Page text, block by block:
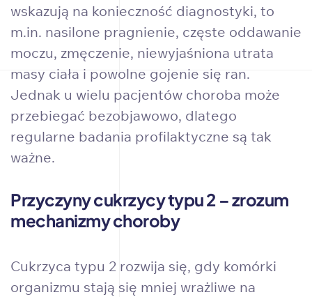
wskazują na konieczność diagnostyki, to
m.in. nasilone pragnienie, częste oddawanie
moczu, zmęczenie, niewyjaśniona utrata
masy ciała i powolne gojenie się ran.
Jednak u wielu pacjentów choroba może
przebiegać bezobjawowo, dlatego
regularne badania profilaktyczne są tak
ważne.
Przyczyny cukrzycy typu 2 – zrozum
mechanizmy choroby
Cukrzyca typu 2 rozwija się, gdy komórki
organizmu stają się mniej wrażliwe na